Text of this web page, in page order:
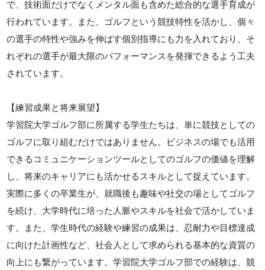
で、技術面だけでなくメンタル面も含めた総合的な選手育成が
行われています。また、ゴルフという競技特性を活かし、個々
の選手の特性や強みを伸ばす個別指導にも力を入れており、そ
れぞれの選手が最大限のパフォーマンスを発揮できるよう工夫
されています。
【練習成果と将来展望】
学習院大学ゴルフ部に所属する学生たちは、単に競技としての
ゴルフに取り組むだけではありません。ビジネスの場でも活用
できるコミュニケーションツールとしてのゴルフの価値を理解
し、将来のキャリアにも活かせるスキルとして捉えています。
実際に多くの卒業生が、就職後も趣味や社交の場としてゴルフ
を続け、大学時代に培った人脈やスキルを社会で活かしていま
す。また、学生時代の経験や練習の成果は、忍耐力や目標達成
に向けた計画性など、社会人として求められる基本的な資質の
向上にも繋がっています。学習院大学ゴルフ部での経験は、競